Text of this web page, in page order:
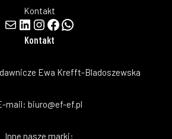
Kontakt
Kontakt
Ewa Krefft-Bladoszewska
mail: biuro@ef-ef.pl
Inne nasze marki: